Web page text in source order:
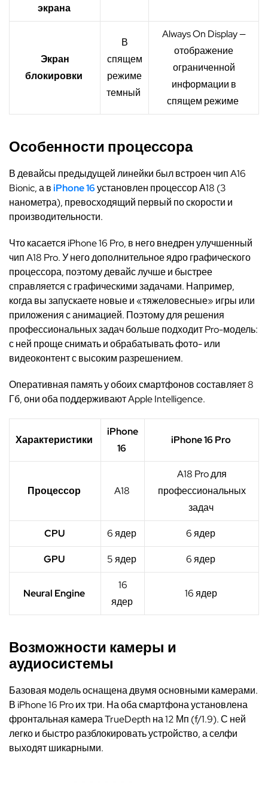
экрана
Экран
блокировки
В
спящем
режиме
темный
Always On Display —
отображение
ограниченной
информации в
спящем режиме
Особенности процессора
В девайсы предыдущей линейки был встроен чип A16
Bionic, а вiPhone 16установлен процессор А18 (3
нанометра), превосходящий первый по скорости и
производительности.
Что касается iPhone 16 Pro, в него внедрен улучшенный
чип A18 Pro.У негодополнительноеядро графического
процессора, поэтому девайс лучше и быстрее
справляется с графическими задачами. Например,
когда вы запускаете новые и «тяжеловесные» игры или
приложения с анимацией. Поэтомудля решения
профессиональных задач больше подходит Pro-модель:
с ней проще снимать и обрабатывать фото- или
видеоконтент с высоким разрешением.
Оперативная память у обоих смартфонов составляет 8
Гб, они оба поддерживают Apple Intelligence.
Характеристики
iPhone
16
iPhone 16 Pro
Процессор A18
A18 Pro для
профессиональных
задач
CPU 6 ядер 6 ядер
GPU 5 ядер 6 ядер
Neural Engine
16
ядер
16 ядер
Возможности камеры и
аудиосистемы
Базовая модель оснащена двумяосновными камерами.
В iPhone 16 Pro их три. На оба смартфона установлена
фронтальная камера TrueDepth на 12 Мп (f/1.9). С ней
легко и быстро разблокировать устройство, а селфи
выходят шикарными.